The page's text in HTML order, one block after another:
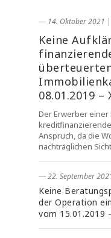
― 14. Oktober 2021 |
Keine
08.01.2019 –
Der Erwerber
Anspruch, da die
nachträglichen
― 22. September
Keine
der Operation
vom 15.01.2019